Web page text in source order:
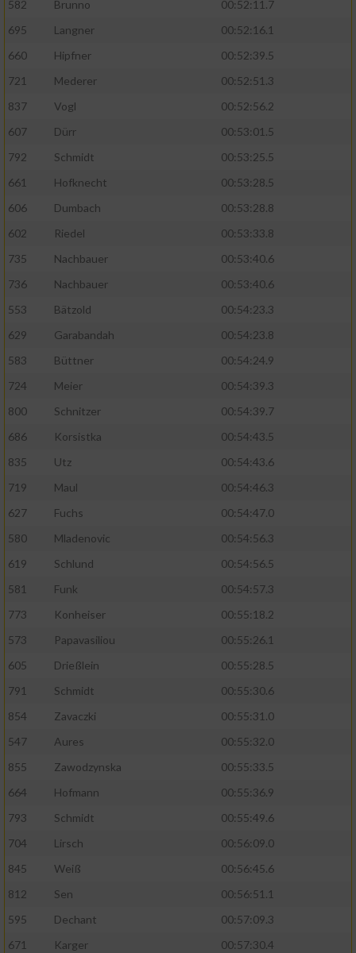
582
Brunno
00:52:11.7
695
Langner
00:52:16.1
660
Hipfner
00:52:39.5
721
Mederer
00:52:51.3
837
Vogl
00:52:56.2
607
Dürr
00:53:01.5
792
Schmidt
00:53:25.5
661
Hofknecht
00:53:28.5
606
Dumbach
00:53:28.8
602
Riedel
00:53:33.8
735
Nachbauer
00:53:40.6
736
Nachbauer
00:53:40.6
553
Bätzold
00:54:23.3
629
Garabandah
00:54:23.8
583
Büttner
00:54:24.9
724
Meier
00:54:39.3
800
Schnitzer
00:54:39.7
686
Korsistka
00:54:43.5
835
Utz
00:54:43.6
719
Maul
00:54:46.3
627
Fuchs
00:54:47.0
580
Mladenovic
00:54:56.3
619
Schlund
00:54:56.5
581
Funk
00:54:57.3
773
Konheiser
00:55:18.2
573
Papavasiliou
00:55:26.1
605
Drießlein
00:55:28.5
791
Schmidt
00:55:30.6
854
Zavaczki
00:55:31.0
547
Aures
00:55:32.0
855
Zawodzynska
00:55:33.5
664
Hofmann
00:55:36.9
793
Schmidt
00:55:49.6
704
Lirsch
00:56:09.0
845
Weiß
00:56:45.6
812
Sen
00:56:51.1
595
Dechant
00:57:09.3
671
Karger
00:57:30.4
Verwendung reduzierter Daten zur Auswahl
von Werbeanzeigen
Werbung
personalisierter Werbung
von Inhalten
personalisierter Inhalte
Messung der Werbeleistung
Analyse von Zielgruppen durch Statistiken
oder Kombinationen von Daten aus
verschiedenen Quellen
Verwendung reduzierter Daten zur Auswahl
von Inhalten
IAB-Besonderheiten:
Verwendung genauer Standortdaten
Geräte anhand von aktiv angeforderten
Informationen identifizieren
Notwendig